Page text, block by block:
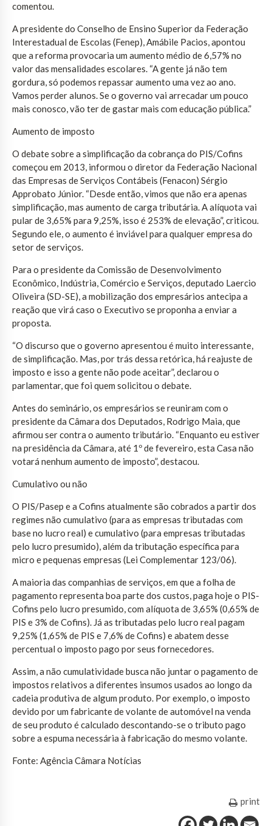
comentou.
A presidente do Conselho de Ensino Superior da Federação
Interestadual de Escolas (Fenep), Amábile Pacios, apontou
que a reforma provocaria um aumento médio de 6,57% no
valor das mensalidades escolares. “A gente já não tem
gordura, só podemos repassar aumento uma vez ao ano.
Vamos perder alunos. Se o governo vai arrecadar um pouco
mais conosco, vão ter de gastar mais com educação pública.”
Aumento de imposto
O debate sobre a simplificação da cobrança do PIS/Cofins
começou em 2013, informou o diretor da Federação Nacional
das Empresas de Serviços Contábeis (Fenacon) Sérgio
Approbato Júnior. “Desde então, vimos que não era apenas
simplificação, mas aumento de carga tributária. A alíquota vai
pular de 3,65% para 9,25%, isso é 253% de elevação”, criticou.
Segundo ele, o aumento é inviável para qualquer empresa do
setor de serviços.
Para o presidente da Comissão de Desenvolvimento
Econômico, Indústria, Comércio e Serviços, deputado Laercio
Oliveira (SD-SE), a mobilização dos empresários antecipa a
reação que virá caso o Executivo se proponha a enviar a
proposta.
“O discurso que o governo apresentou é muito interessante,
de simplificação. Mas, por trás dessa retórica, há reajuste de
imposto e isso a gente não pode aceitar”, declarou o
parlamentar, que foi quem solicitou o debate.
Antes do seminário, os empresários se reuniram com o
presidente da Câmara dos Deputados, Rodrigo Maia, que
afirmou ser contra o aumento tributário. “Enquanto eu estiver
na presidência da Câmara, até 1º de fevereiro, esta Casa não
votará nenhum aumento de imposto”, destacou.
Cumulativo ou não
O PIS/Pasep e a Cofins atualmente são cobrados a partir dos
regimes não cumulativo (para as empresas tributadas com
base no lucro real) e cumulativo (para empresas tributadas
pelo lucro presumido), além da tributação específica para
micro e pequenas empresas (Lei Complementar 123/06).
A maioria das companhias de serviços, em que a folha de
pagamento representa boa parte dos custos, paga hoje o PIS-
Cofins pelo lucro presumido, com alíquota de 3,65% (0,65% de
PIS e 3% de Cofins). Já as tributadas pelo lucro real pagam
9,25% (1,65% de PIS e 7,6% de Cofins) e abatem desse
percentual o imposto pago por seus fornecedores.
Assim, a não cumulatividade busca não juntar o pagamento de
impostos relativos a diferentes insumos usados ao longo da
cadeia produtiva de algum produto. Por exemplo, o imposto
devido por um fabricante de volante de automóvel na venda
de seu produto é calculado descontando-se o tributo pago
sobre a espuma necessária à fabricação do mesmo volante.
Fonte: Agência Câmara Notícias
print